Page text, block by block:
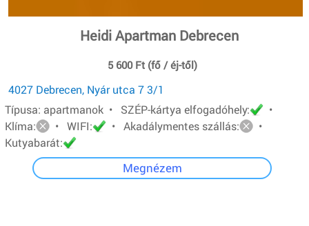
Heidi Apartman Debrecen
5 600 Ft (fő / éj-től)
4027 Debrecen, Nyár utca 7 3/1
Típusa: apartmanok • SZÉP-kártya elfogadóhely:
•
Klíma:
• WIFI: • Akadálymentes szállás:
•
Kutyabarát:
Megnézem